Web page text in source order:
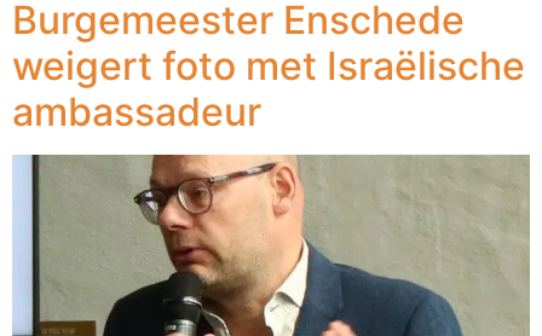
Burgemeester Enschede
weigert foto met Israëlische
ambassadeur